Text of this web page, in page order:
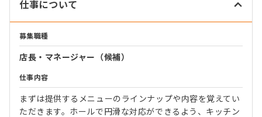
仕事について
募集職種
店長・マネージャー（候補）
仕事内容
まずは提供するメニューのラインナップや内容を覚えてい
ただきます。ホールで円滑な対応ができるよう、キッチン